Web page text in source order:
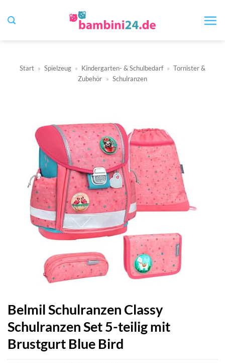
Inhalt
Start » Spielzeug » Kindergarten- & Schulbedarf » Tornister &
Zubehör » Schulranzen
Belmil Schulranzen Classy
Schulranzen Set 5-teilig mit
Brustgurt Blue Bird